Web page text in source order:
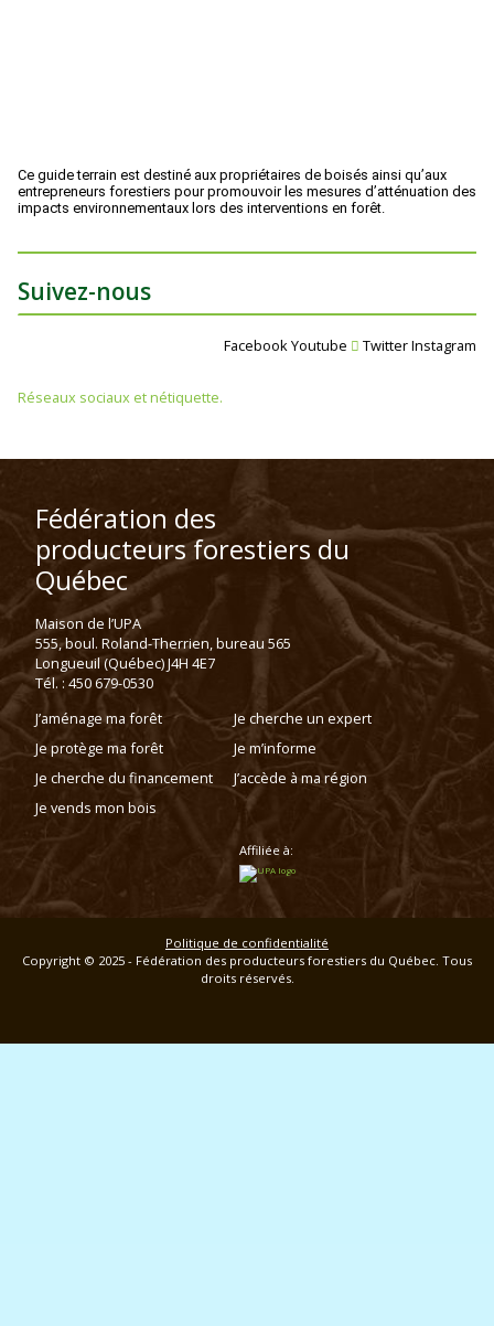
Ce guide terrain est destiné aux propriétaires de boisés ainsi qu’aux
entrepreneurs forestiers pour promouvoir les mesures d’atténuation des
impacts environnementaux lors des interventions en forêt.
Suivez-nous
FacebookYoutube TwitterInstagram
Réseaux sociaux et nétiquette.
Fédération des
producteurs forestiers du
Québec
Maison de l’UPA
555, boul. Roland-Therrien, bureau 565
Longueuil (Québec) J4H 4E7
Tél. : 450 679-0530
J’aménage ma forêt
Je protège ma forêt
Je cherche du financement
Je vends mon bois
Je cherche un expert
Je m’informe
J’accède à ma région
Affiliée à:
Politique de confidentialité
Copyright © 2025 - Fédération des producteurs forestiers du Québec. Tous
droits réservés.